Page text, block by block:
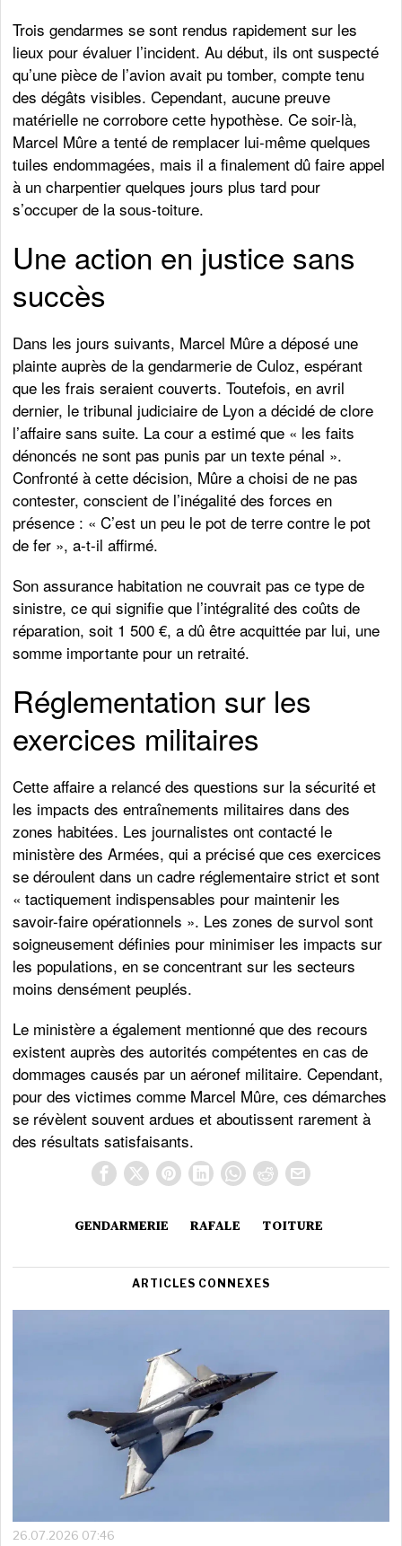
Trois gendarmes se sont rendus rapidement sur les
lieux pour évaluer l’incident. Au début, ils ont suspecté
qu’une pièce de l’avion avait pu tomber, compte tenu
des dégâts visibles. Cependant, aucune preuve
matérielle ne corrobore cette hypothèse. Ce soir-là,
Marcel Mûre a tenté de remplacer lui-même quelques
tuiles endommagées, mais il a finalement dû faire appel
à un charpentier quelques jours plus tard pour
s’occuper de la sous-toiture.
Une action en justice sans
succès
Dans les jours suivants, Marcel Mûre a déposé une
plainte auprès de la gendarmerie de Culoz, espérant
que les frais seraient couverts. Toutefois, en avril
dernier, le tribunal judiciaire de Lyon a décidé de clore
l’affaire sans suite. La cour a estimé que « les faits
dénoncés ne sont pas punis par un texte pénal ».
Confronté à cette décision, Mûre a choisi de ne pas
contester, conscient de l’inégalité des forces en
présence : « C’est un peu le pot de terre contre le pot
de fer », a-t-il affirmé.
Son assurance habitation ne couvrait pas ce type de
sinistre, ce qui signifie que l’intégralité des coûts de
réparation, soit 1 500 €, a dû être acquittée par lui, une
somme importante pour un retraité.
Réglementation sur les
exercices militaires
Cette affaire a relancé des questions sur la sécurité et
les impacts des entraînements militaires dans des
zones habitées. Les journalistes ont contacté le
ministère des Armées, qui a précisé que ces exercices
se déroulent dans un cadre réglementaire strict et sont
« tactiquement indispensables pour maintenir les
savoir-faire opérationnels ». Les zones de survol sont
soigneusement définies pour minimiser les impacts sur
les populations, en se concentrant sur les secteurs
moins densément peuplés.
Le ministère a également mentionné que des recours
existent auprès des autorités compétentes en cas de
dommages causés par un aéronef militaire. Cependant,
pour des victimes comme Marcel Mûre, ces démarches
se révèlent souvent ardues et aboutissent rarement à
des résultats satisfaisants.
GENDARMERIE RAFALE TOITURE
ARTICLES CONNEXES
26.07.2026 07:46